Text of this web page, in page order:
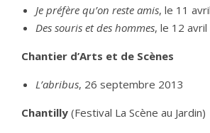
Je préfère qu’on reste amis, le 11
Des souris et des hommes, le 12
Chantier d’Arts et de Scènes
L’abribus, 26 septembre 2013
Chantilly (Festival La Scène au Jardin)